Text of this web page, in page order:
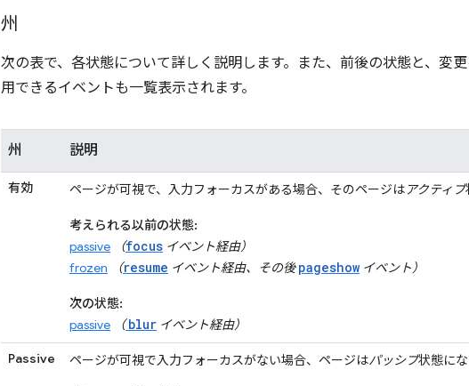
州
次の表で、各状態について詳しく説明します。また、前後の状態と、変
用できるイベントも一覧表示されます。
州 説明
有効 ページが可視で、入力フォーカスがある場合、そのページはアクティブ
考えられる以前の状態:
passive
（focus イベント経由）
frozen
（resume イベント経由、その後pageshow イベント）
次の状態:
passive
（ blur イベント経由）
Passive ページが可視で入力フォーカスがない場合、ページはパッシブ状態にな